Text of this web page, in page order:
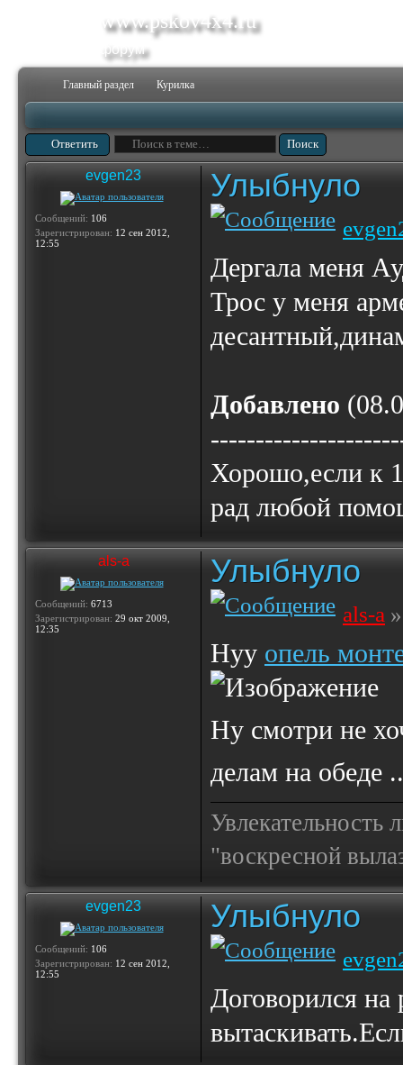
www.pskov4x4.ru
форум
Главный раздел Курилка
Ответить
evgen23
Сообщений: 106
Зарегистрирован: 12 сен 2012,
12:55
Улыбнуло
Дергала меня
Трос у меня
Добавлено
Хорошо,если к
рад любой
als-a
Сообщений: 6713
Зарегистрирован: 29 окт 2009,
12:35
Улыбнуло
als-a
Нуу опель
Ну смотри не
делам на обеде
Увлекательность
"воскресной
evgen23
Сообщений: 106
Зарегистрирован: 12 сен 2012,
12:55
Улыбнуло
Договорился